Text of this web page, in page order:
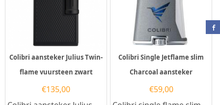
Colibri aansteker Julius Twin-
flame vuursteen zwart
€135,00
Colibri Single Jetflame slim
Charcoal aansteker
€59,00